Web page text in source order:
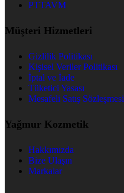
PTTAVM
Müşteri Hizmetleri
Gizlilik Politikası
Kişisel Veriler Politikası
İptal ve İade
Tüketici Yasası
Mesafeli Satış Sözleşmesi
Yağmur Kozmetik
Hakkımızda
Bize Ulaşın
Markalar